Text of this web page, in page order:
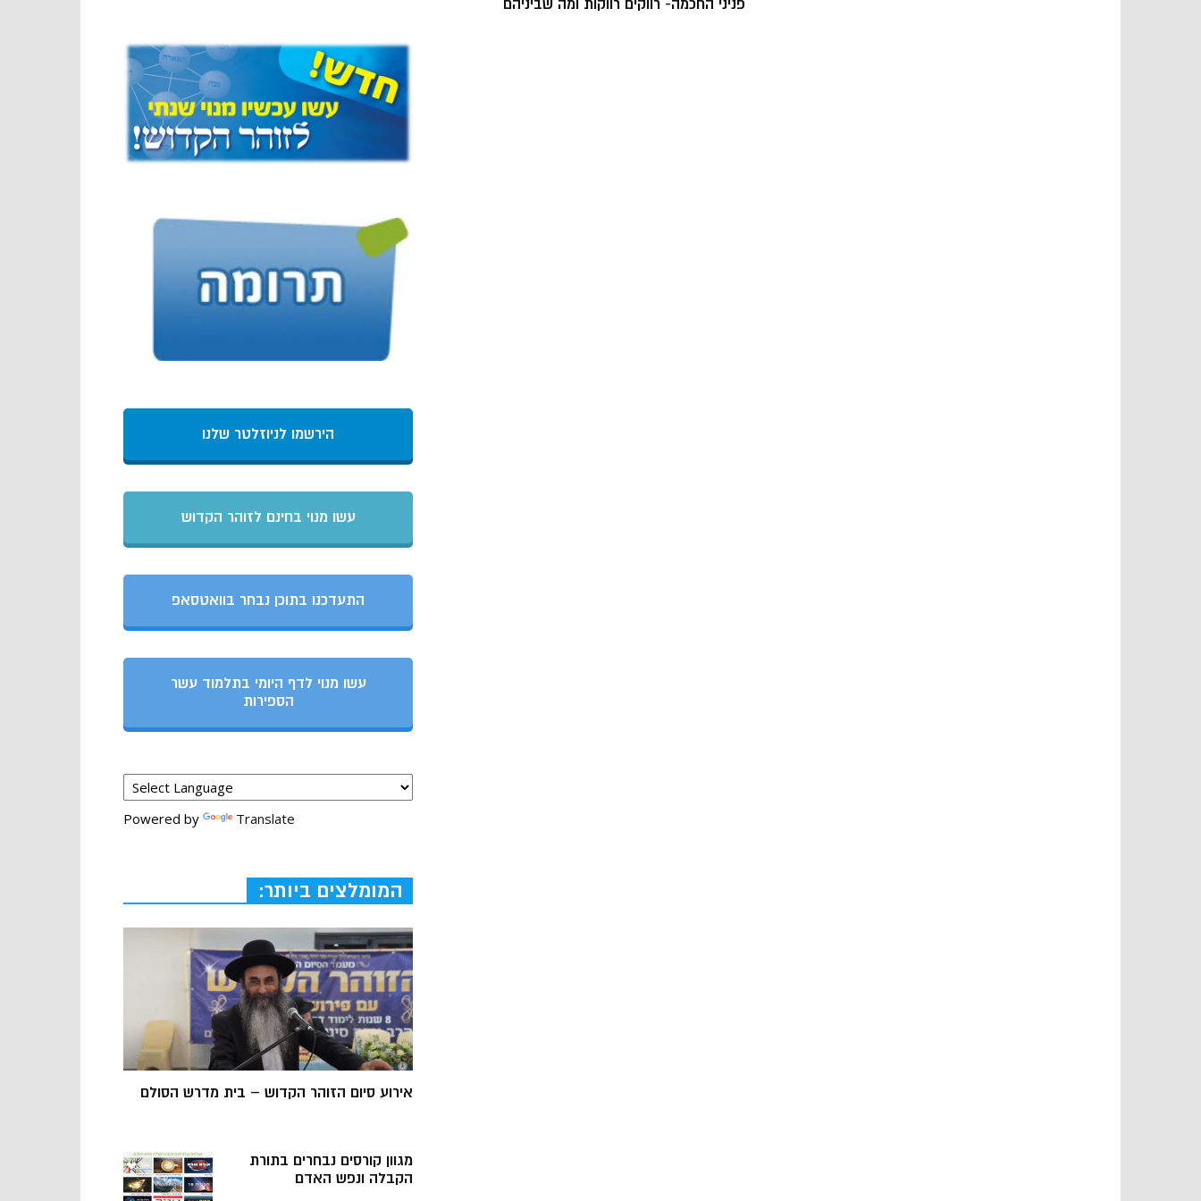
פניני החכמה- רווקים רווקות ומה שביניהם
הירשמו לניוזלטר שלנו
עשו מנוי בחינם לזוהר הקדוש
התעדכנו בתוכן נבחר בוואטסאפ
עשו מנוי לדף היומי בתלמוד עשר
הספירות
Powered by Translate
המומלצים ביותר:
אירוע סיום הזוהר הקדוש – בית מדרש הסולם
מגוון קורסים נבחרים בתורת
הקבלה ונפש האדם